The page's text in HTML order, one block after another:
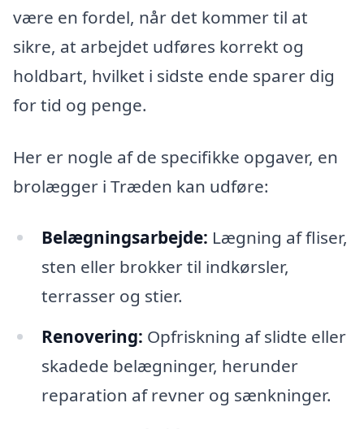
være en fordel, når det kommer til at
sikre, at arbejdet udføres korrekt og
holdbart, hvilket i sidste ende sparer dig
for tid og penge.
Her er nogle af de specifikke opgaver, en
brolægger i Træden kan udføre:
Belægningsarbejde: Lægning af fliser,
sten eller brokker til indkørsler,
terrasser og stier.
Renovering: Opfriskning af slidte eller
skadede belægninger, herunder
reparation af revner og sænkninger.